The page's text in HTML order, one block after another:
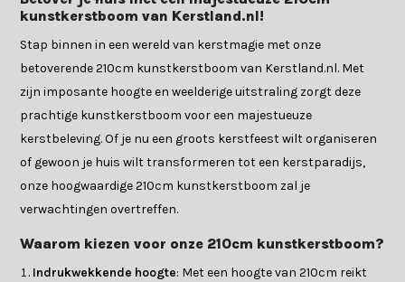
kunstkerstboom van Kerstland.nl!
Stap binnen in een wereld van kerstmagie met onze
betoverende 210cm kunstkerstboom van Kerstland.nl. Met
zijn imposante hoogte en weelderige uitstraling zorgt deze
prachtige kunstkerstboom voor een majestueuze
kerstbeleving. Of je nu een groots kerstfeest wilt organiseren
of gewoon je huis wilt transformeren tot een kerstparadijs,
onze hoogwaardige 210cm kunstkerstboom zal je
verwachtingen overtreffen.
Waarom kiezen voor onze 210cm kunstkerstboom?
Indrukwekkende hoogte: Met een hoogte van 210cm reikt